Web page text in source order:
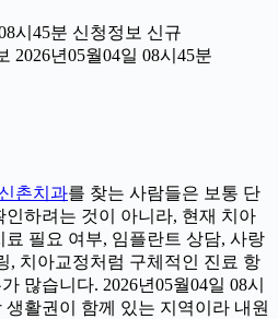
시45분 신청정보 신규
2026년05월04일 08시45분
신촌치과를 찾는 사람들은 보통 단
하려는 것이 아니라, 현재 치아
필요 여부, 임플란트 상담, 사랑
, 치아교정처럼 구체적인 진료 항
많습니다. 2026년05월04일 08시
활권이 함께 있는 지역이라 내원